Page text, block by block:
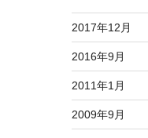
2017年12月
2016年9月
2011年1月
2009年9月